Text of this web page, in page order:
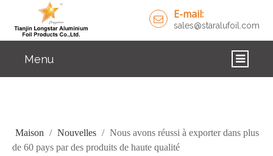
E-mail:
sales@staralufoil.com
Menu
À PROPOS DE NOUS
Maison / Nouvelles / Nous avons réussi à exporter dans plus
de 60 pays par des produits de haute qualité